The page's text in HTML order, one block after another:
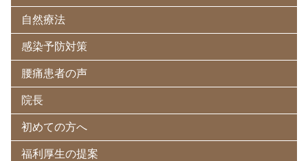
自然療法
感染予防対策
腰痛患者の声
院長
初めての方へ
福利厚生の提案